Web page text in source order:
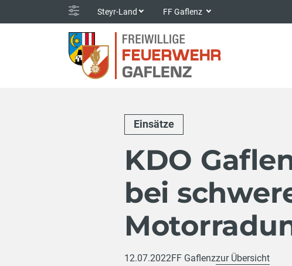
Steyr-Land FF Gaflenz
Einsätze
KDO
bei
12.07.2022FF Gaflenzzur Übersicht